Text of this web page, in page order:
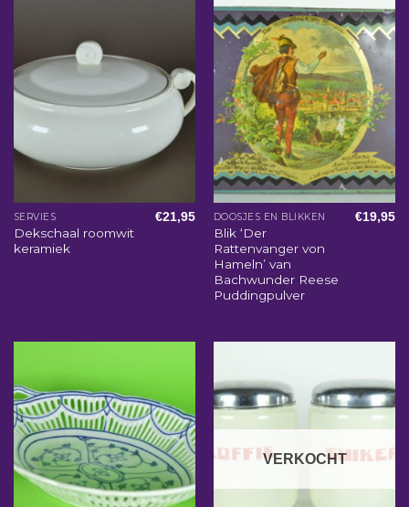
SERVIES
Dekschaal roomwit
keramiek
€21,95 DOOSJES EN BLIKKEN
Blik ‘Der
Rattenvanger von
Hameln’ van
Bachwunder Reese
Puddingpulver
€19,95
VERKOCHT